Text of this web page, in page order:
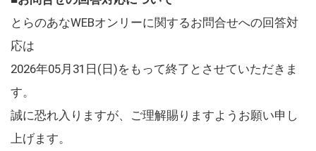
とらのあなWEBオンリーに関するお問合せへの回答対
応は
2026年05月31日(日)をもって終了とさせていただきま
す。
誠に恐れ入りますが、ご理解賜りますようお願い申し
上げます。